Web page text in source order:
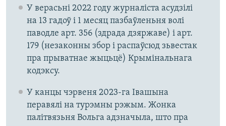
У верасьні 2022 году журналіста асудзілі
на 13 гадоў і 1 месяц пазбаўленьня волі
паводле арт. 356 (здрада дзяржаве) і арт.
179 (незаконны збор і распаўсюд зьвестак
пра прыватнае жыцьцё) Крымінальнага
кодэксу.
У канцы чэрвеня 2023-га Івашына
перавялі на турэмны рэжым. Жонка
палітвязьня Вольга адзначыла, што пра